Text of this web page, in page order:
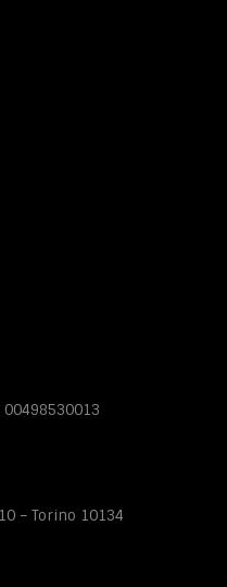
00498530013
– Torino 10134